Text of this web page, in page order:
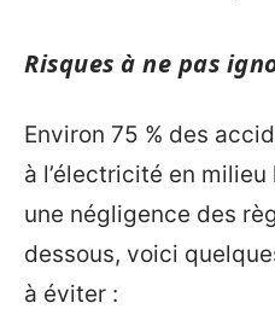
Risques à ne pas
Environ 75 % des
à l’électricité en
une négligence des
dessous, voici
à éviter :